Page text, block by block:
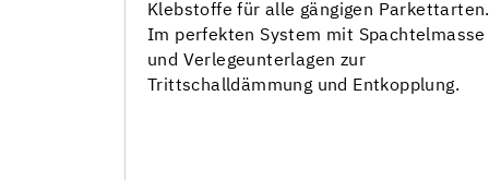
Klebstoffe für alle gängigen Parkettarten.
Im perfekten System mit Spachtelmasse
und Verlegeunterlagen zur
Trittschalldämmung und Entkopplung.
Parkettklebstoff Grundierungen
Parkettklebstoffe
Dämm- und Verlegeunterlagen